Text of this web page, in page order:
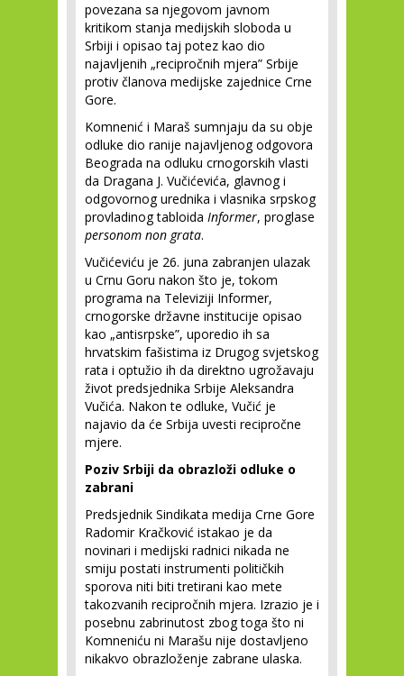
povezana sa njegovom javnom
kritikom stanja medijskih sloboda u
Srbiji i opisao taj potez kao dio
najavljenih „recipročnih mjera” Srbije
protiv članova medijske zajednice Crne
Gore.
Komnenić i Maraš sumnjaju da su obje
odluke dio ranije najavljenog odgovora
Beograda na odluku crnogorskih vlasti
da Dragana J. Vučićevića, glavnog i
odgovornog urednika i vlasnika srpskog
provladinog tabloida Informer, proglase
personom non grata.
Vučićeviću je 26. juna zabranjen ulazak
u Crnu Goru nakon što je, tokom
programa na Televiziji Informer,
crnogorske državne institucije opisao
kao „antisrpske”, uporedio ih sa
hrvatskim fašistima iz Drugog svjetskog
rata i optužio ih da direktno ugrožavaju
život predsjednika Srbije Aleksandra
Vučića. Nakon te odluke, Vučić je
najavio da će Srbija uvesti recipročne
mjere.
Poziv Srbiji da obrazloži odluke o
zabrani
Predsjednik Sindikata medija Crne Gore
Radomir Kračković istakao je da
novinari i medijski radnici nikada ne
smiju postati instrumenti političkih
sporova niti biti tretirani kao mete
takozvanih recipročnih mjera. Izrazio je i
posebnu zabrinutost zbog toga što ni
Komneniću ni Marašu nije dostavljeno
nikakvo obrazloženje zabrane ulaska.